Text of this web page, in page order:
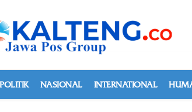
POLITIK NASIONAL INTERNATIONAL